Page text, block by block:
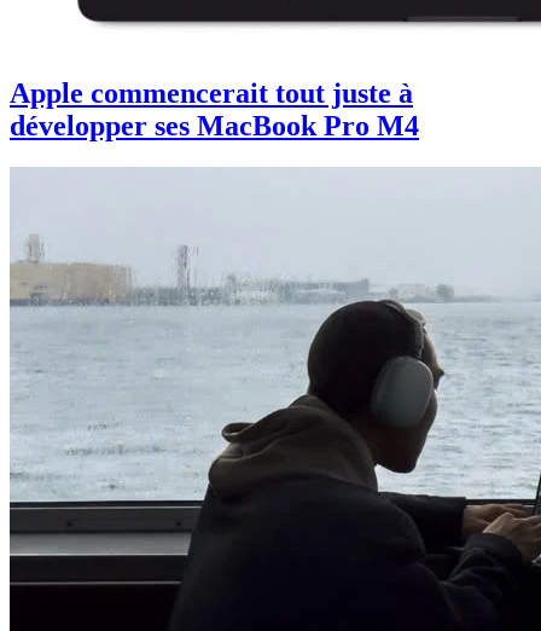
Apple commencerait tout juste à
développer ses MacBook Pro M4